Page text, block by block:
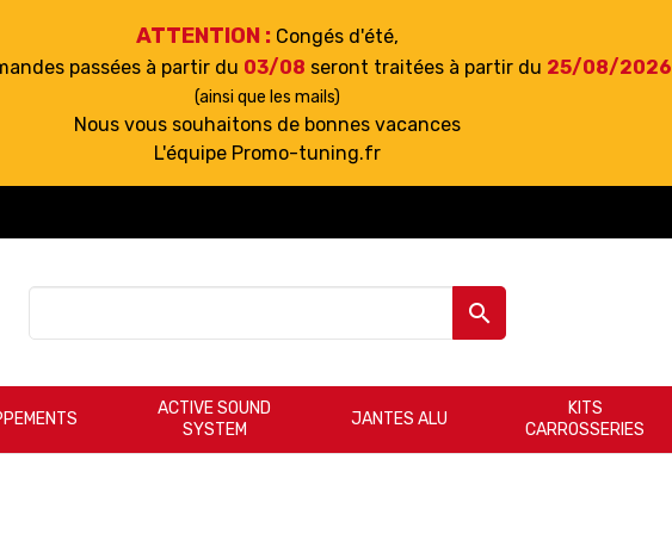
ATTENTION : Congés d'été,
passées à partir du 03/08 seront traitées à partir du 25/08/2026
(ainsi que les mails)
Nous vous souhaitons de bonnes vacances
L'équipe Promo-tuning.fr

ACTIVE SOUND
SYSTEM
JANTES ALU
KITS
CARROSSERIES